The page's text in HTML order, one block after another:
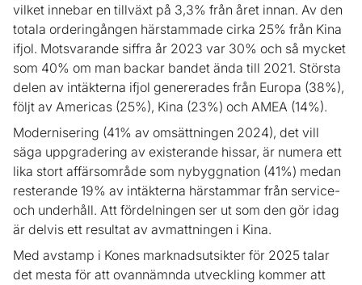
vilket innebar en tillväxt på 3,3% från året innan. Av den
totala orderingången härstammade cirka 25% från Kina
ifjol. Motsvarande siffra år 2023 var 30% och så mycket
som 40% om man backar bandet ända till 2021. Största
delen av intäkterna ifjol genererades från Europa (38%),
följt av Americas (25%), Kina (23%) och AMEA (14%).
Modernisering (41% av omsättningen 2024), det vill
säga uppgradering av existerande hissar, är numera ett
lika stort affärsområde som nybyggnation (41%) medan
resterande 19% av intäkterna härstammar från service-
och underhåll. Att fördelningen ser ut som den gör idag
är delvis ett resultat av avmattningen i Kina.
Med avstamp i Kones marknadsutsikter för 2025 talar
det mesta för att ovannämnda utveckling kommer att